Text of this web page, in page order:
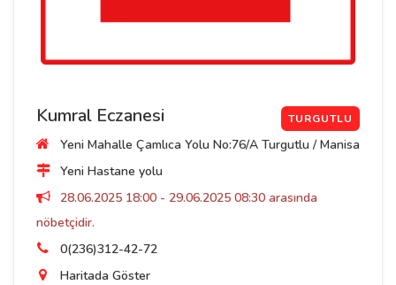
Kumral Eczanesi TURGUTLU
Yeni Mahalle Çamlıca Yolu No:76/A Turgutlu / Manisa
Yeni Hastane yolu
28.06.2025 18:00 - 29.06.2025 08:30 arasında
nöbetçidir.
0(236)312-42-72
Haritada Göster